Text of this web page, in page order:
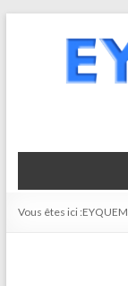
Vous êtes ici :EYQUEM